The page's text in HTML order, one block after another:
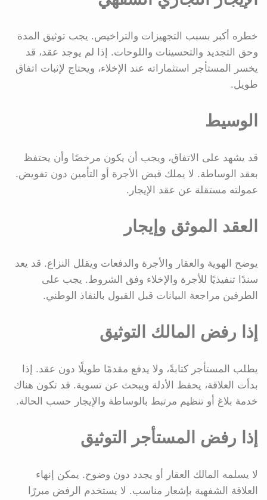
خطره أكبر بسبب التجهيزات والتراخيص. يجب توثيق المدة
وحق التجديد والتحسينات واللوحات. إذا لم يوجد عقد، قد
يخسر المستأجر استثماراته عند الإخلاء، ويحتاج لإثبات اتفاق
طويل.
الوسيط
قد يشهد على الاتفاق، ويجب أن يكون مرخصًا وأن يحتفظ
بعقد الوساطة. لا يملك قبض الأجرة أو التأمين دون تفويض.
عمولته مستقلة عن عقد الإيجار.
العقد الموثق وإيجار
يوضح الهوية والعقار والأجرة والدفعات ويقلل النزاع. قد يعد
سندًا تنفيذيًا للأجرة والإخلاء وفق الشروط. يجب على
الطرفين مراجعة البيانات قبل القبول بالنفاذ الوطني.
إذا رفض المالك التوثيق
يطلب المستأجر كتابةً، ولا يدفع مقدمًا طويلًا دون عقد. إذا
بدأت العلاقة، يحفظ الأدلة ويبحث عن تسوية. قد تكون هناك
خدمة بلاغ أو تنظيم مرتبط بالوساطة والإيجار حسب الحالة.
إذا رفض المستأجر التوثيق
لا يسلمه المالك العقار أو يجدد دون وضوح. يمكن إنهاء
العلاقة الشفهية بإشعار مناسب. لا يستخدم الرفض مبررًا